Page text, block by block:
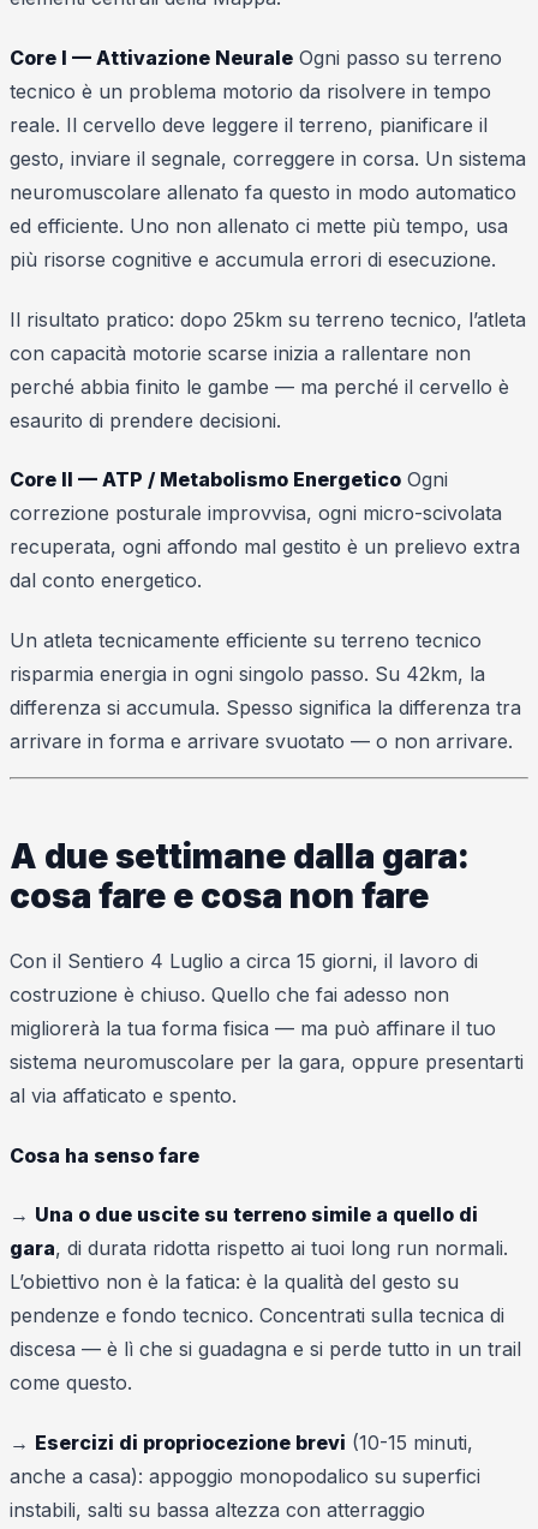
Core I — Attivazione Neurale Ogni passo su terreno
tecnico è un problema motorio da risolvere in tempo
reale. Il cervello deve leggere il terreno, pianificare il
gesto, inviare il segnale, correggere in corsa. Un sistema
neuromuscolare allenato fa questo in modo automatico
ed efficiente. Uno non allenato ci mette più tempo, usa
più risorse cognitive e accumula errori di esecuzione.
Il risultato pratico: dopo 25km su terreno tecnico, l’atleta
con capacità motorie scarse inizia a rallentare non
perché abbia finito le gambe — ma perché il cervello è
esaurito di prendere decisioni.
Core II — ATP / Metabolismo Energetico Ogni
correzione posturale improvvisa, ogni micro-scivolata
recuperata, ogni affondo mal gestito è un prelievo extra
dal conto energetico.
Un atleta tecnicamente efficiente su terreno tecnico
risparmia energia in ogni singolo passo. Su 42km, la
differenza si accumula. Spesso significa la differenza tra
arrivare in forma e arrivare svuotato — o non arrivare.
A due settimane dalla gara:
cosa fare e cosa non fare
Con il Sentiero 4 Luglio a circa 15 giorni, il lavoro di
costruzione è chiuso. Quello che fai adesso non
migliorerà la tua forma fisica — ma può affinare il tuo
sistema neuromuscolare per la gara, oppure presentarti
al via affaticato e spento.
Cosa ha senso fare
→ Una o due uscite su terreno simile a quello di
gara, di durata ridotta rispetto ai tuoi long run normali.
L’obiettivo non è la fatica: è la qualità del gesto su
pendenze e fondo tecnico. Concentrati sulla tecnica di
discesa — è lì che si guadagna e si perde tutto in un trail
come questo.
→ Esercizi di propriocezione brevi (10-15 minuti,
anche a casa): appoggio monopodalico su superfici
instabili, salti su bassa altezza con atterraggio